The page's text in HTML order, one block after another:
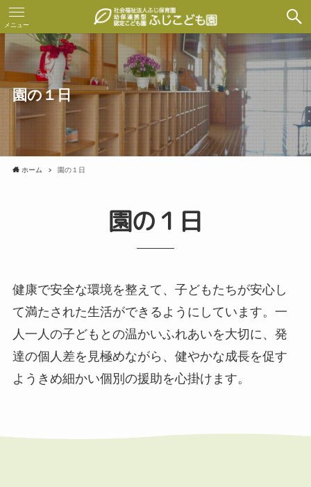
メニュー
園の１日
ホーム 園の１日
園の１日
健康で安全な環境を整えて、子どもたちが安心し
て満たされた生活ができるようにしています。一
人一人の子どもとの温かいふれあいを大切に、発
達の個人差を見極めながら、健やかな成長を促す
ようきめ細かい個別の援助を心掛けます。